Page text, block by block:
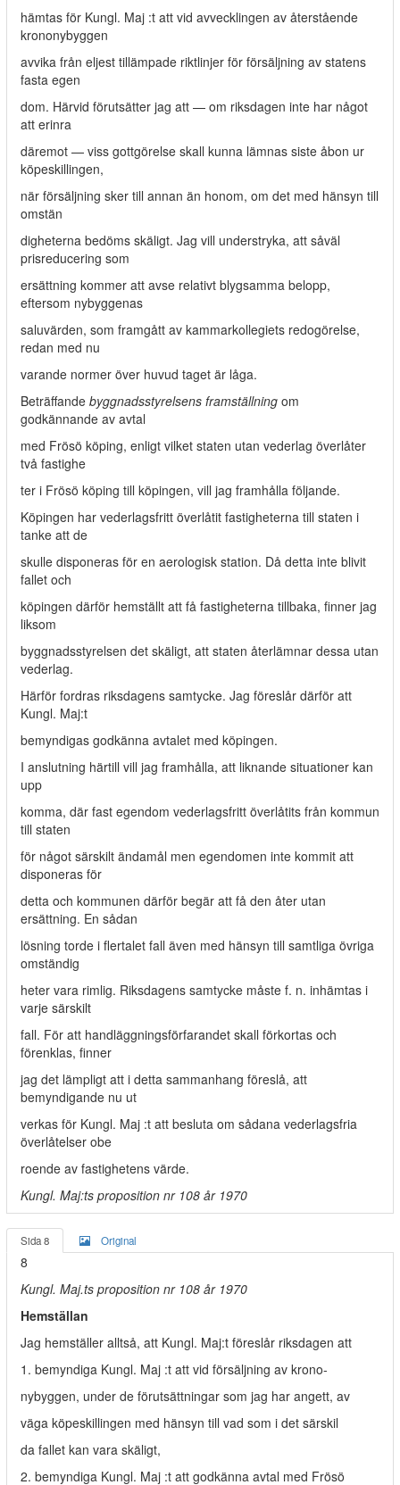
hämtas för Kungl. Maj :t att vid avvecklingen av återstående
krononybyggen
avvika från eljest tillämpade riktlinjer för försäljning av statens
fasta egen­
dom. Härvid förutsätter jag att — om riksdagen inte har något
att erinra
däremot — viss gottgörelse skall kunna lämnas siste åbon ur
köpeskillingen,
när försäljning sker till annan än honom, om det med hänsyn till
omstän­
digheterna bedöms skäligt. Jag vill understryka, att såväl
prisreducering som
ersättning kommer att avse relativt blygsamma belopp,
eftersom nybyggenas
saluvärden, som framgått av kammarkollegiets redogörelse,
redan med nu­
varande normer över huvud taget är låga.
Beträffande byggnadsstyrelsens framställning om
godkännande av avtal
med Frösö köping, enligt vilket staten utan vederlag överlåter
två fastighe­
ter i Frösö köping till köpingen, vill jag framhålla följande.
Köpingen har vederlagsfritt överlåtit fastigheterna till staten i
tanke att de
skulle disponeras för en aerologisk station. Då detta inte blivit
fallet och
köpingen därför hemställt att få fastigheterna tillbaka, finner jag
liksom
byggnadsstyrelsen det skäligt, att staten återlämnar dessa utan
vederlag.
Härför fordras riksdagens samtycke. Jag föreslår därför att
Kungl. Maj:t
bemyndigas godkänna avtalet med köpingen.
I anslutning härtill vill jag framhålla, att liknande situationer kan
upp­
komma, där fast egendom vederlagsfritt överlåtits från kommun
till staten
för något särskilt ändamål men egendomen inte kommit att
disponeras för
detta och kommunen därför begär att få den åter utan
ersättning. En sådan
lösning torde i flertalet fall även med hänsyn till samtliga övriga
omständig­
heter vara rimlig. Riksdagens samtycke måste f. n. inhämtas i
varje särskilt
fall. För att handläggningsförfarandet skall förkortas och
förenklas, finner
jag det lämpligt att i detta sammanhang föreslå, att
bemyndigande nu ut­
verkas för Kungl. Maj :t att besluta om sådana vederlagsfria
överlåtelser obe­
roende av fastighetens värde.
Kungl. Maj:ts proposition nr 108 år 1970
Sida 8 Original
8
Kungl. Maj.ts proposition nr 108 år 1970
Hemställan
Jag hemställer alltså, att Kungl. Maj:t föreslår riksdagen att
1. bemyndiga Kungl. Maj :t att vid försäljning av krono-
nybyggen, under de förutsättningar som jag har angett, av­
väga köpeskillingen med hänsyn till vad som i det särskil­
da fallet kan vara skäligt,
2. bemyndiga Kungl. Maj :t att godkänna avtal med Frösö